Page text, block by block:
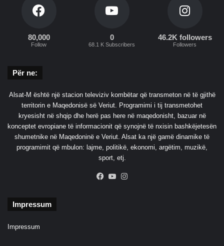
80,000
Follow
0
68.1 K Subscribers
46.2K followers
Followers
Për ne:
Alsat-M është një stacion televiziv kombëtar që transmeton në të gjithë
territorin e Maqedonisë së Veriut. Programimi i tij transmetohet
kryesisht në shqip dhe herë pas here në maqedonisht, bazuar në
konceptet evropiane të informacionit që synojnë të nxisin bashkëjetesën
shumetnike në Maqedoninë e Veriut. Alsat ka një gamë dinamike të
programimit që mbulon: lajme, politikë, ekonomi, argëtim, muzikë,
sport, etj.
Facebook
YouTube
Impressum
Impressum